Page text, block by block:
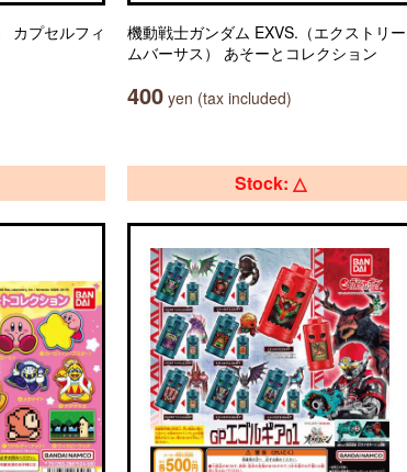
カプセルフィ
機動戦士ガンダム EXVS.（エクストリー
ムバーサス） あそーとコレクション
400 yen (tax included)
Stock: △